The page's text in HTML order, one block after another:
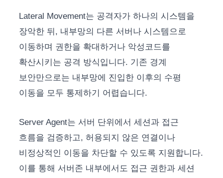
Lateral Movement는 공격자가 하나의 시스템을
장악한 뒤, 내부망의 다른 서버나 시스템으로
이동하며 권한을 확대하거나 악성코드를
확산시키는 공격 방식입니다. 기존 경계
보안만으로는 내부망에 진입한 이후의 수평
이동을 모두 통제하기 어렵습니다.
Server Agent는 서버 단위에서 세션과 접근
흐름을 검증하고, 허용되지 않은 연결이나
비정상적인 이동을 차단할 수 있도록 지원합니다.
이를 통해 서버존 내부에서도 접근 권한과 세션